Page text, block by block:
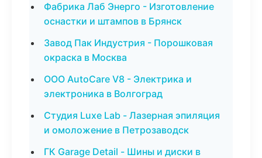
Фабрика Лаб Энерго - Изготовление
оснастки и штампов в Брянск
Завод Пак Индустрия - Порошковая
окраска в Москва
ООО AutoCare V8 - Электрика и
электроника в Волгоград
Студия Luxe Lab - Лазерная эпиляция
и омоложение в Петрозаводск
ГК Garage Detail - Шины и диски в